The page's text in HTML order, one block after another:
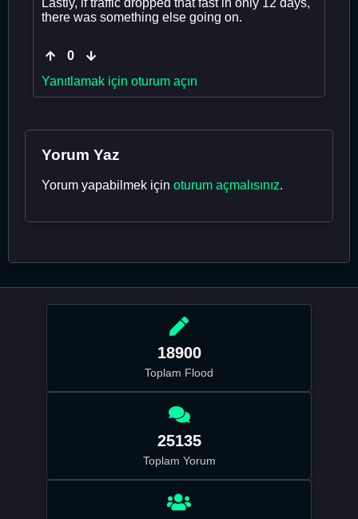
there was something else going on.
0
Yanıtlamak için oturum açın
Yorum Yaz
Yorum yapabilmek için oturum açmalısınız.
18900
Toplam Flood
25135
Toplam Yorum